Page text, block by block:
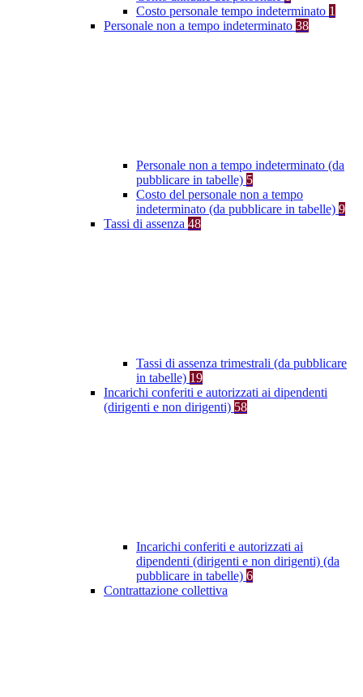
Costo personale tempo indeterminato 1
Personale non a tempo indeterminato 38
Personale non a tempo indeterminato (da
pubblicare in tabelle) 5
Costo del personale non a tempo
indeterminato (da pubblicare in tabelle) 9
Tassi di assenza 48
Tassi di assenza trimestrali (da pubblicare
in tabelle) 19
Incarichi conferiti e autorizzati ai dipendenti
(dirigenti e non dirigenti) 58
Incarichi conferiti e autorizzati ai
dipendenti (dirigenti e non dirigenti) (da
pubblicare in tabelle) 6
Contrattazione collettiva